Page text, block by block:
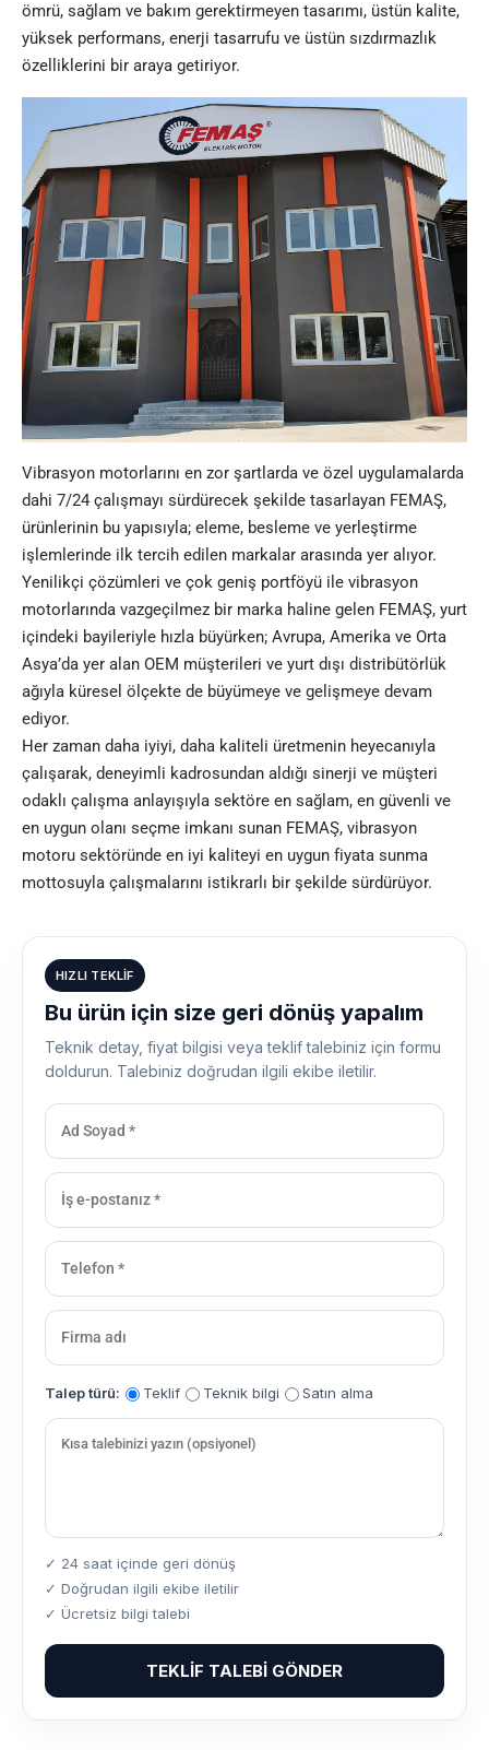
ömrü, sağlam ve bakım gerektirmeyen tasarımı, üstün kalite,
yüksek performans, enerji tasarrufu ve üstün sızdırmazlık
özelliklerini bir araya getiriyor.
Vibrasyon motorlarını en zor şartlarda ve özel uygulamalarda
dahi 7/24 çalışmayı sürdürecek şekilde tasarlayan FEMAŞ,
ürünlerinin bu yapısıyla; eleme, besleme ve yerleştirme
işlemlerinde ilk tercih edilen markalar arasında yer alıyor.
Yenilikçi çözümleri ve çok geniş portföyü ile vibrasyon
motorlarında vazgeçilmez bir marka haline gelen FEMAŞ, yurt
içindeki bayileriyle hızla büyürken; Avrupa, Amerika ve Orta
Asya’da yer alan OEM müşterileri ve yurt dışı distribütörlük
ağıyla küresel ölçekte de büyümeye ve gelişmeye devam
ediyor.
Her zaman daha iyiyi, daha kaliteli üretmenin heyecanıyla
çalışarak, deneyimli kadrosundan aldığı sinerji ve müşteri
odaklı çalışma anlayışıyla sektöre en sağlam, en güvenli ve
en uygun olanı seçme imkanı sunan FEMAŞ, vibrasyon
motoru sektöründe en iyi kaliteyi en uygun fiyata sunma
mottosuyla çalışmalarını istikrarlı bir şekilde sürdürüyor.
HIZLI TEKLIF
Bu ürün için size geri dönüş yapalım
Teknik detay, fiyat bilgisi veya teklif talebiniz için formu
doldurun. Talebiniz doğrudan ilgili ekibe iletilir.
Talep türü: Teklif Teknik bilgi Satın alma
✓ 24 saat içinde geri dönüş
✓ Doğrudan ilgili ekibe iletilir
✓ Ücretsiz bilgi talebi
TEKLIF TALEBI GÖNDER